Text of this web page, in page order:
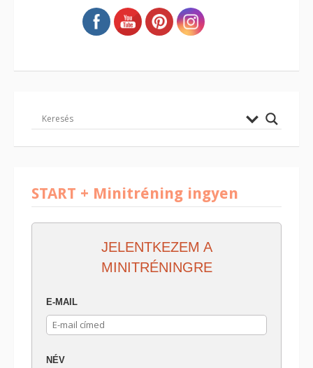
START + Minitréning ingyen
JELENTKEZEM A
MINITRÉNINGRE
E-MAIL
NÉV